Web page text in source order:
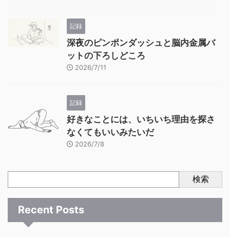
記録
深夜のピンポンダッシュと脳内金属バ
ットの下ろしどころ
2026/7/11
記録
好きなことには、いちいち理由を探さ
なくてもいいみたいだ
2026/7/8
検索
Recent Posts